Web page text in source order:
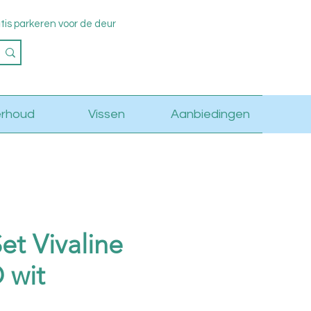
parkeren voor de deur
Vissen Aanbiedingen
Vivaline
wit